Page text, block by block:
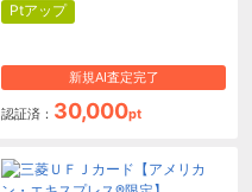
Ptアップ
新規AI査定完了
認証済： 30,000pt